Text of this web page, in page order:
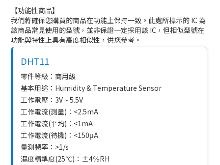
【功能性商品】
我們將確保您購買的商品在功能上保持一致。此處所標示的 IC 為
該商品常見使用的型號，並非保證一定採用該 IC，但相似型號在
功能與特性上具有高度相似性，供您參考。
DHT11
零件等級：商用級
基本用途：Humidity & Temperature Sensor
工作電壓：3V ~ 5.5V
工作電流(測量)：<2.5mA
工作電流(平均)：<1mA
工作電流(待機)：<150μA
量測頻率：>1/s
濕度精準度(25℃)：±4℅RH